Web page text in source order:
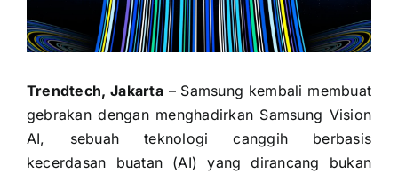
Trendtech, Jakarta– Samsung kembali membuat
gebrakan dengan menghadirkan Samsung Vision
AI, sebuah teknologi canggih berbasis
kecerdasan buatan (AI) yang dirancang bukan